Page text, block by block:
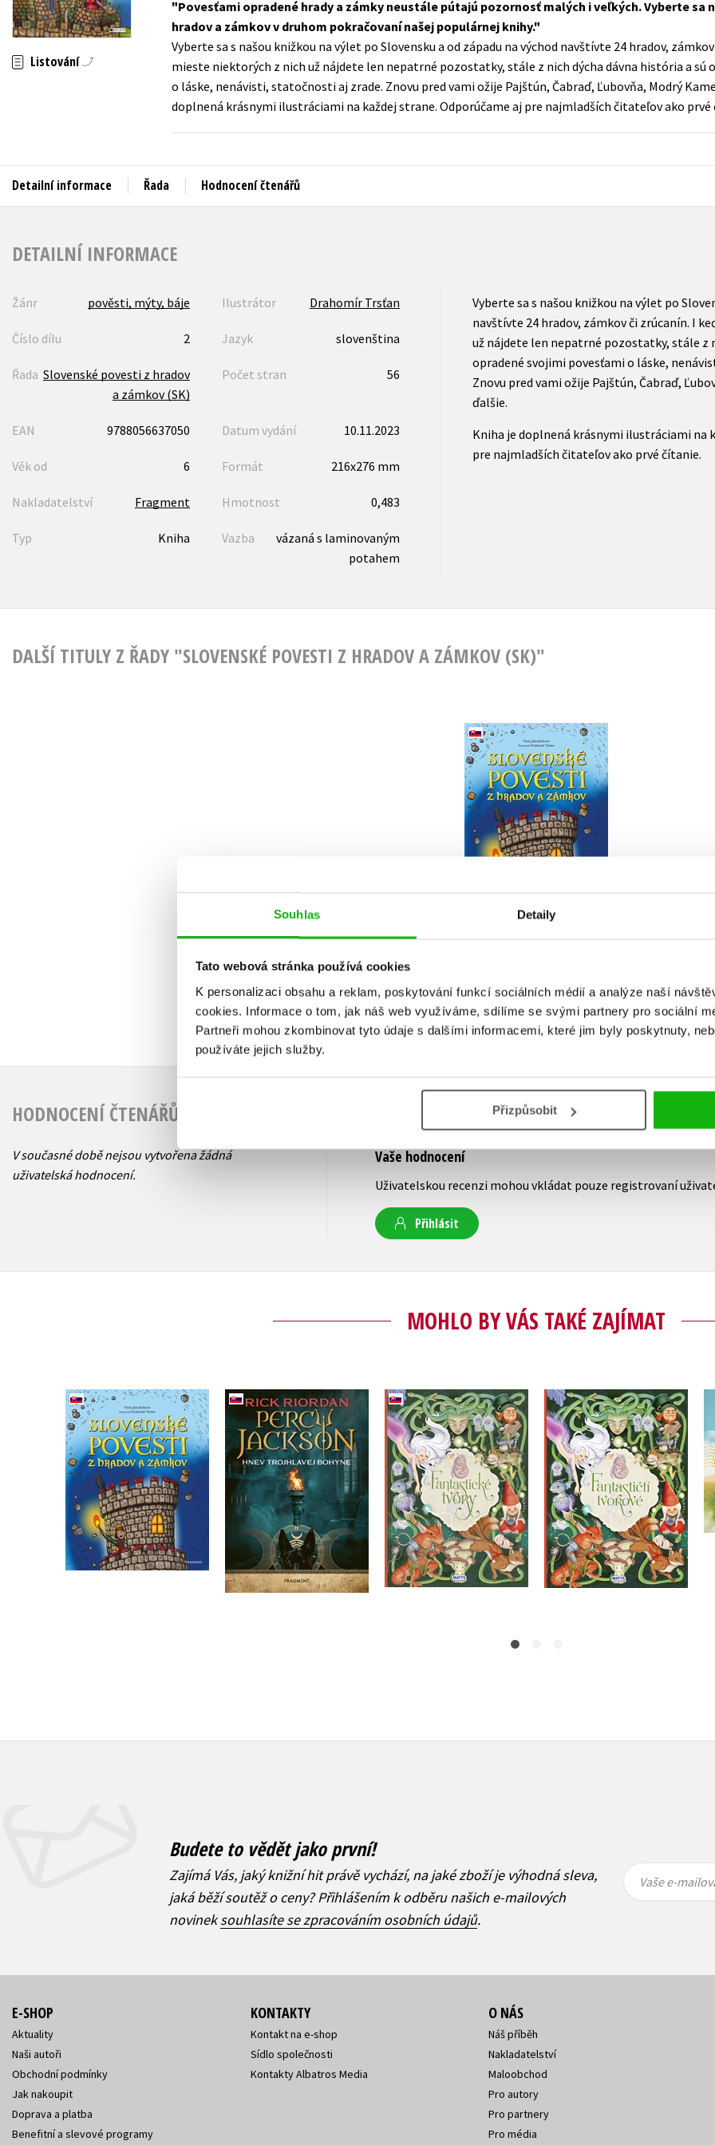
Souhlas Detaily
Tato webová stránka používá cookies
K personalizaci obsahu a reklam, poskytování funkcí sociálních médií a analýze naší
cookies. Informace o tom, jak náš web využíváme, sdílíme se svými partnery pro sociální
Partneři mohou zkombinovat tyto údaje s dalšími informacemi, které jim byly poskytnuty,
používáte jejich služby.
Přizpůsobit
Auto - moto
Beletrie pro děti
Beletrie pro dospělé
Jazyky
Kalendáře
Kariéra a osobní rozvoj
Populárně - naučná pro dospělé
Populárně - naučné pro děti
Předškoláci
Příroda a zahrada
Zahraniční literatura
Zdraví a životní styl
Všechny tituly
Listování
Povesťami opradené hrady a zámky neustále pútajú pozornosť malých i veľkých. Vyberte sa
hradov a zámkov v druhom pokračovaní našej populárnej knihy.
Vyberte sa s našou knižkou na výlet po Slovensku a od západu na východ navštívte 24 hradov,
mieste niektorých z nich už nájdete len nepatrné pozostatky, stále z nich dýcha dávna história a sú
o láske, nenávisti, statočnosti aj zrade. Znovu pred vami ožije Pajštún, Čabraď, Ľubovňa, Modrý
doplnená krásnymi ilustráciami na každej strane. Odporúčame aj pre najmladších čitateľov ako prvé
Detailní informace Řada Hodnocení čtenářů
DETAILNÍ INFORMACE
Žánr pověsti, mýty, báje Ilustrátor Drahomír Trsťan
Číslo dílu 2 Jazyk slovenština
Řada Slovenské povesti z hradov
a zámkov (SK)
Počet stran 56
EAN 9788056637050 Datum vydání 10.11.2023
Věk od 6 Formát 216x276 mm
Nakladatelství Fragment Hmotnost 0,483
Typ Kniha Vazba
vázaná s laminovaným
potahem
Vyberte sa s našou knižkou na výlet po
navštívte 24 hradov, zámkov či zrúcanín. I
už nájdete len nepatrné pozostatky, stále z
opradené svojimi povesťami o láske,
Znovu pred vami ožije Pajštún, Čabraď,
ďalšie.
Kniha je doplnená krásnymi ilustráciami na
pre najmladších čitateľov ako prvé čítanie.
DALŠÍ TITULY Z ŘADY "SLOVENSKÉ POVESTI Z HRADOV A ZÁMKOV (SK)"
Slovenské povesti z
hradov a zámkov
(slovensky)
Viola Jakubičková
329 Kč
263 Kč
HODNOCENÍ ČTENÁŘŮ
V současné době nejsou vytvořena žádná
uživatelská hodnocení.
Vaše hodnocení
Uživatelskou recenzi mohou vkládat pouze registrovaní
Přihlásit
MOHLO BY VÁS TAKÉ ZAJÍMAT
Slovenské povesti z
hradov a zámkov
(slovensky)
Viola Jakubičková
Do košíku
Percy Jackson 7 – Hnev
trojhlavej bohyne
(slovensky)
Rick Riordan
Do košíku
419 Kč
335 Kč
Fantastické tvory
(slovensky)
Eleonora Barsotti
Do košíku
329 Kč
263 Kč
Fantastičtí tvorové
Eleonora Barsotti
Do košíku
329 Kč
263 Kč
Budete to vědět jako první!
Zajímá Vás, jaký knižní hit právě vychází, na jaké zboží je výhodná sleva,
jaká běží soutěž o ceny? Přihlášením k odběru našich e-mailových
novineksouhlasíte se zpracováním osobních údajů.
mailová
mailová
Vaše e-
E-SHOP
Aktuality
Naši autoři
Obchodní podmínky
Jak nakoupit
Doprava a platba
Benefitní a slevové programy
KONTAKTY
Kontakt na e-shop
Sídlo společnosti
Kontakty Albatros Media
O NÁS
Náš příběh
Nakladatelství
Maloobchod
Pro autory
Pro partnery
Pro média